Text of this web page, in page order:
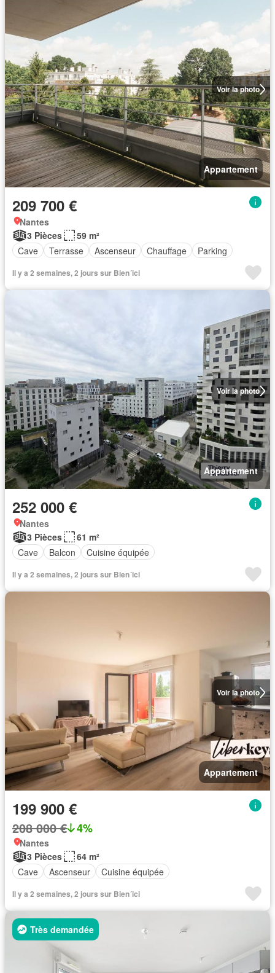
Voir la photo
Appartement
209 700 €
Nantes
3 Pièces
59 m²
Cave
Terrasse Ascenseur Chauffage Parking
Il y a 2 semaines, 2 jours sur Bien´ici
Voir la photo
Appartement
252 000 €
Nantes
3 Pièces
61 m²
Cave
Balcon Cuisine équipée
Il y a 2 semaines, 2 jours sur Bien´ici
Voir la photo
Appartement
199 900 €
208 000 € 4%
Nantes
3 Pièces
64 m²
Cave
Ascenseur Cuisine équipée
Il y a 2 semaines, 2 jours sur Bien´ici
Très demandée